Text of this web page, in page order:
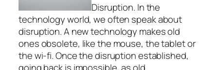
Disruption. In the
technology world, we often speak about
disruption. A new technology makes old
ones obsolete, like the mouse, the tablet or
the wi-fi. Once the disruption established,